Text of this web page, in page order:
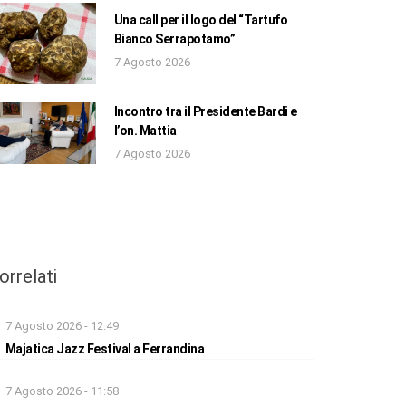
Una call per il logo del “Tartufo
Bianco Serrapotamo”
7 Agosto 2026
Incontro tra il Presidente Bardi e
l’on. Mattia
7 Agosto 2026
7 Agosto 2026 - 12:49
Majatica Jazz Festival a Ferrandina
7 Agosto 2026 - 11:58